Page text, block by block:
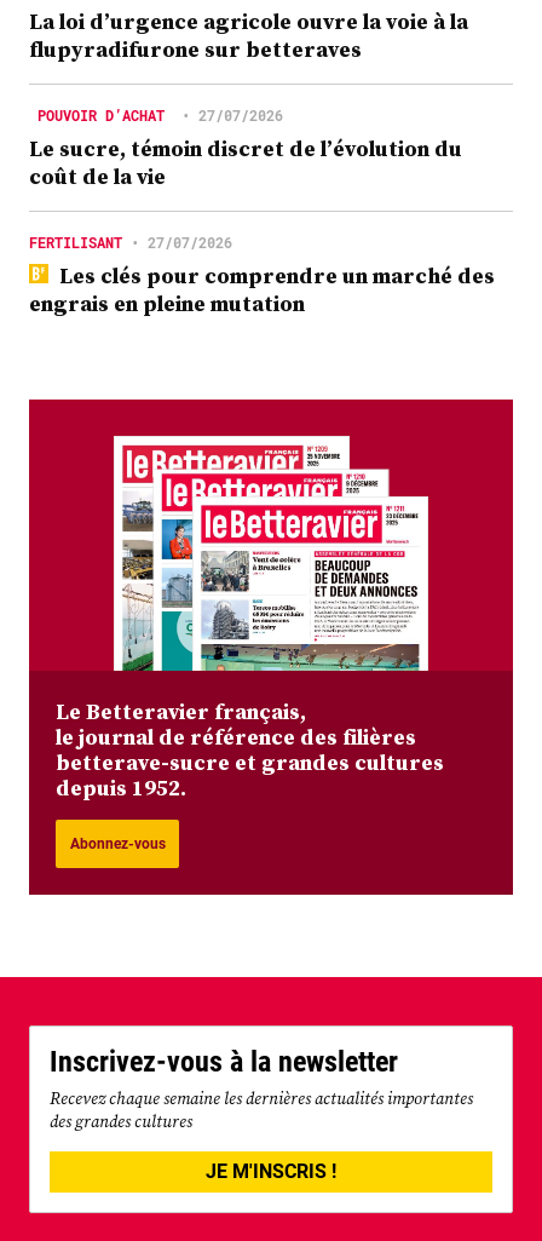
La loi d’urgence agricole ouvre la voie à la
flupyradifurone sur betteraves
POUVOIR D’ACHAT • 27/07/2026
Le sucre, témoin discret de l’évolution du
coût de la vie
FERTILISANT • 27/07/2026
Les clés pour comprendre un marché des
engrais en pleine mutation
Le Betteravier français,
le journal de référence des filières
betterave-sucre et grandes cultures
depuis 1952.
Abonnez-vous
Inscrivez-vous à la newsletter
Recevez chaque semaine les dernières actualités importantes
des grandes cultures
JE M'INSCRIS !